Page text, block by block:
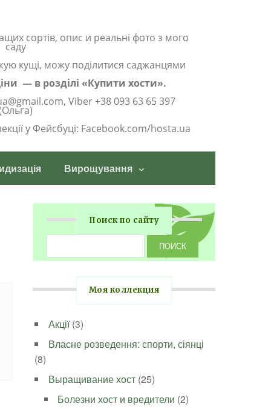
сортів, опис и реальні фото з мого
саду
кущі, можу поділитися саджанцями
— в розділі «Купити хости».
Viber +38 093 63 65 397
у Фейсбуці: Facebook.com/hosta.ua
Вирощування
Поиск по сайту
Моя коллекция
Акції(3)
Власне розведення: спорти, сіянці
(8)
Выращивание хост (25)
Болезни хост и вредители (2)